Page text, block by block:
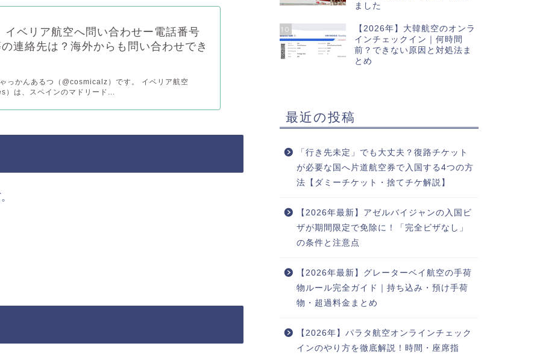
イベリア航空へ問い合わせー電話番号
連絡先は？海外からも問い合わせでき
っかんあるつ（@cosmicalz）です。 イベリア航空
は、スペインのマドリード...
ました
10
【2026年】大韓航空のオンラ
インチェックイン｜何時間
前？できない原因と対処法ま
とめ
最近の投稿
「行き先未定」でも大丈夫？復路チケット
が必要な国へ片道航空券で入国する4つの方
法【ダミーチケット・捨てチケ解説】
【2026年最新】アゼルバイジャンの入国ビ
ザが期間限定で免除に！「完全ビザなし」
の条件と注意点
【2026年最新】グレーターベイ航空の手荷
物ルール完全ガイド｜持ち込み・預け手荷
物・超過料金まとめ
【2026年】パラタ航空オンラインチェック
インのやり方を徹底解説！時間・座席指